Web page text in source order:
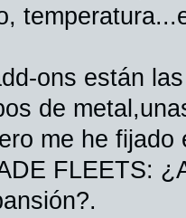
ons están
de
me he fijado
FLEETS: